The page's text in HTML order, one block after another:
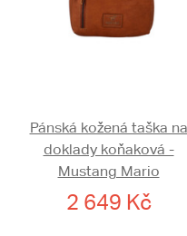
Pánská kožená taška na
doklady koňaková -
Mustang Mario
2 649 Kč